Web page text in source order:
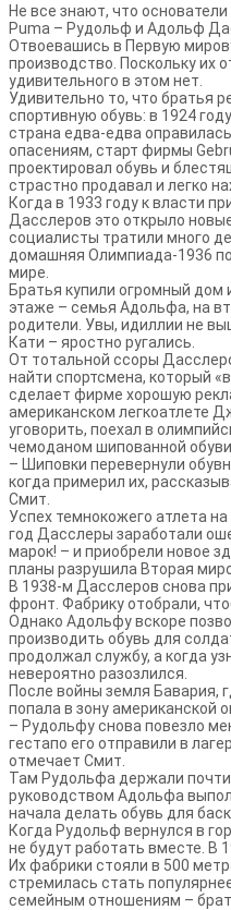
Не все знают, что
Puma – Рудольф и Адольф
Отвоевашись в Первую
производство. Поскольку их
удивительного в этом нет.
Удивительно то, что братья
спортивную обувь: в 1924
страна едва-едва
опасениям, старт фирмы
проектировал обувь и
страстно продавал и легко
Когда в 1933 году к власти
Дасслеров это открыло
социалисты тратили много
домашняя Олимпиада-1936
мире.
Братья купили огромный
этаже – семья Адольфа, на
родители. Увы, идиллии не
Кати – яростно ругались.
От тотальной ссоры
найти спортсмена, который
сделает фирме хорошую
американском легкоатлете
уговорить, поехал в
чемоданом шипованной обуви.
– Шиповки перевернули
когда примерил их,
Смит.
Успех темнокожего атлета
год Дасслеры заработали
марок! – и приобрели новое
планы разрушила Вторая
В 1938-м Дасслеров снова
фронт. Фабрику отобрали,
Однако Адольфу вскоре
производить обувь для
продолжал службу, а когда
невероятно разозлился.
После войны земля Бавария,
попала в зону американской
– Рудольфу снова повезло
гестапо его отправили в
отмечает Смит.
Там Рудольфа держали
руководством Адольфа
начала делать обувь для
Когда Рудольф вернулся в
не будут работать вместе. В
Их фабрики стояли в 500
стремилась стать
семейным отношениям –